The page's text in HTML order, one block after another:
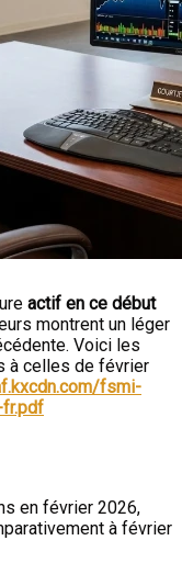
actif en ce début
montrent un léger
Voici les
à celles de février
fsmi-
en février 2026,
à février